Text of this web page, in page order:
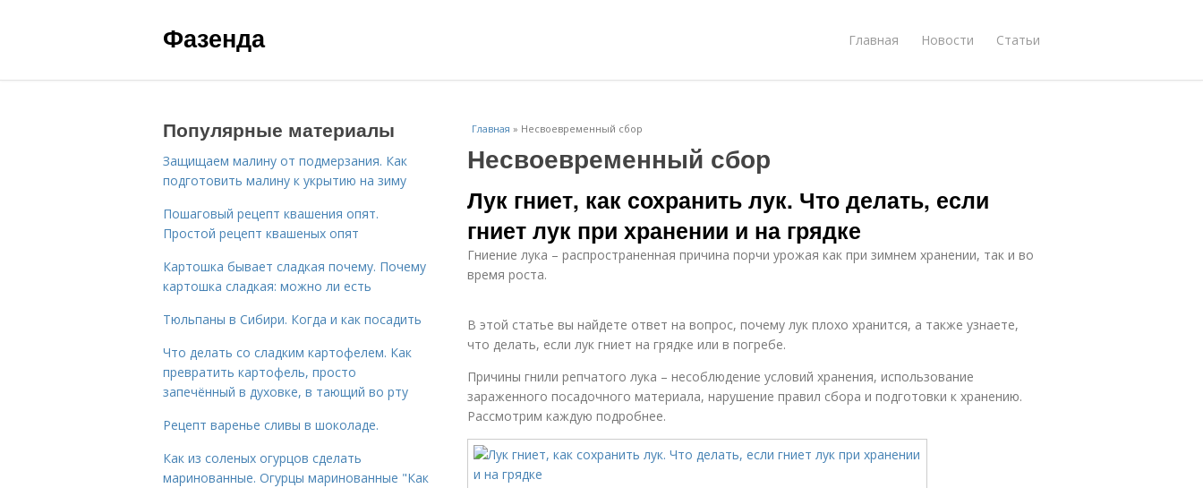
Фазенда Главная Новости Статьи
Главная » Несвоевременный сбор
Несвоевременный сбор
Лук гниет, как сохранить лук. Что делать, если
гниет лук при хранении и на грядке
Гниение лука – распространенная причина порчи урожая как при зимнем хранении, так и во
время роста.
В этой статье вы найдете ответ на вопрос, почему лук плохо хранится, а также узнаете,
что делать, если лук гниет на грядке или в погребе.
Причины гнили репчатого лука – несоблюдение условий хранения, использование
зараженного посадочного материала, нарушение правил сбора и подготовки к хранению.
Рассмотрим каждую подробнее.
Популярные материалы
Защищаем малину от подмерзания. Как
подготовить малину к укрытию на зиму
Пошаговый рецепт квашения опят.
Простой рецепт квашеных опят
Картошка бывает сладкая почему. Почему
картошка сладкая: можно ли есть
Тюльпаны в Сибири. Когда и как посадить
Что делать со сладким картофелем. Как
превратить картофель, просто
запечённый в духовке, в тающий во рту
Рецепт варенье сливы в шоколаде.
Как из соленых огурцов сделать
маринованные. Огурцы маринованные "Как